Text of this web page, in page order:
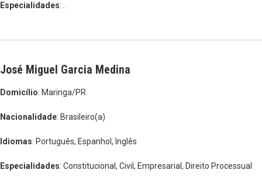
Especialidades: .
José Miguel Garcia Medina
Domicílio: Maringa/PR
Nacionalidade: Brasileiro(a)
Idiomas: Português, Espanhol, Inglês
Especialidades: Constitucional, Civil, Empresarial, Direito Processual